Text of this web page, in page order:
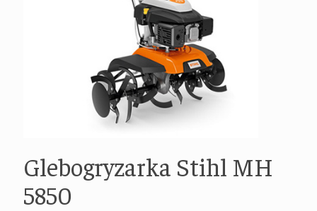
Glebogryzarka Stihl MH
5850